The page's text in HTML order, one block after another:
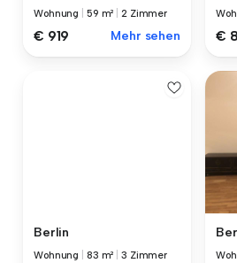
Wohnung 59 m² |2 Zimmer
€ 919 Mehr sehen €
Berlin
Wohnung 83 m² |3 Zimmer